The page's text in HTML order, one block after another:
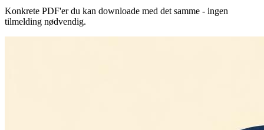
Konkrete PDF'er du kan downloade med det samme - ingen
tilmelding nødvendig.